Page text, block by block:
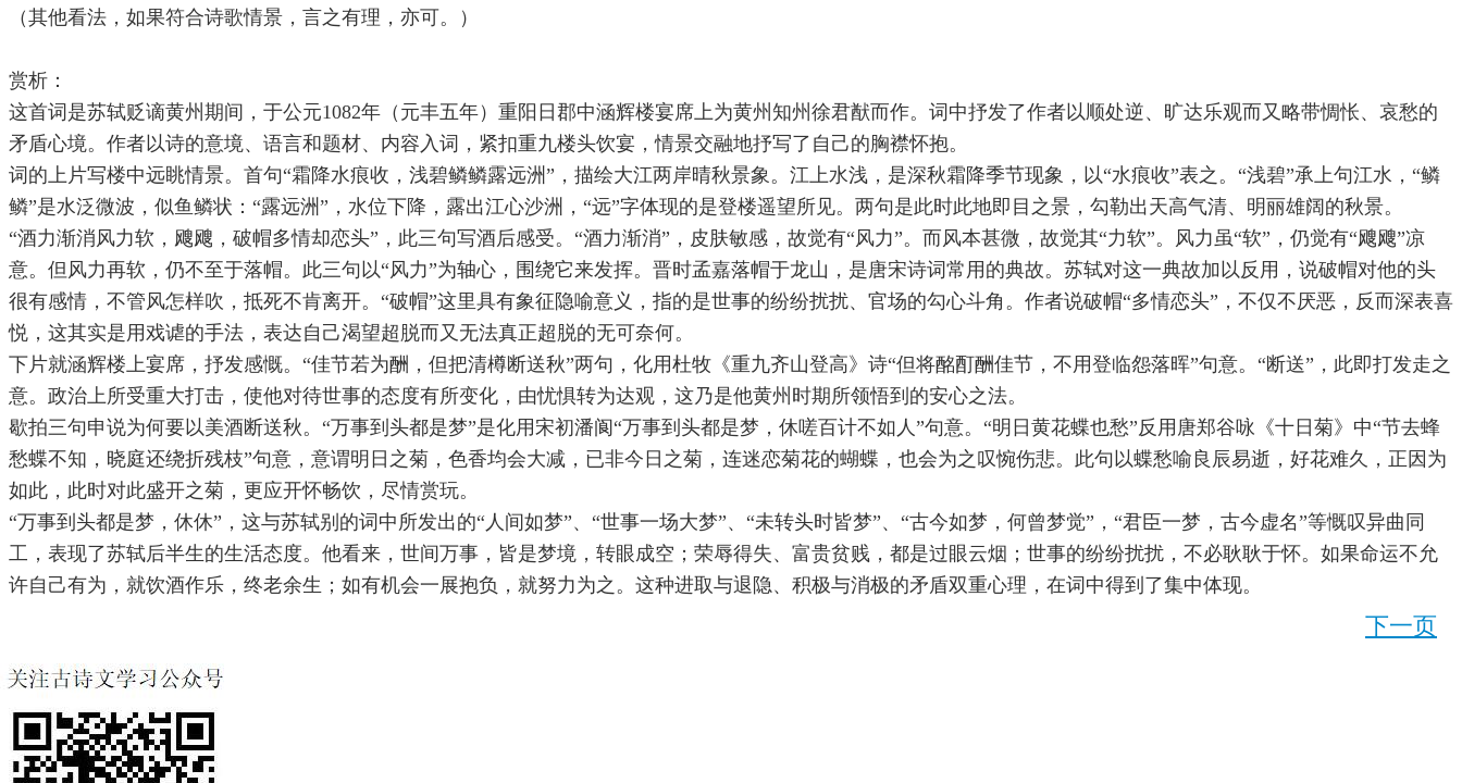
（其他看法，如果符合诗歌情景，言之有理，亦可。）
赏析：
这首词是苏轼贬谪黄州期间，于公元1082年（元丰五年）重阳日郡中涵辉楼宴席上为黄州知州徐君猷而作。词中抒发了作者以顺处逆、旷达乐观而又略带惆怅、哀愁的
矛盾心境。作者以诗的意境、语言和题材、内容入词，紧扣重九楼头饮宴，情景交融地抒写了自己的胸襟怀抱。
词的上片写楼中远眺情景。首句“霜降水痕收，浅碧鳞鳞露远洲”，描绘大江两岸晴秋景象。江上水浅，是深秋霜降季节现象，以“水痕收”表之。“浅碧”承上句江水，“鳞
鳞”是水泛微波，似鱼鳞状：“露远洲”，水位下降，露出江心沙洲，“远”字体现的是登楼遥望所见。两句是此时此地即目之景，勾勒出天高气清、明丽雄阔的秋景。
“酒力渐消风力软，飕飕，破帽多情却恋头”，此三句写酒后感受。“酒力渐消”，皮肤敏感，故觉有“风力”。而风本甚微，故觉其“力软”。风力虽“软”，仍觉有“飕飕”凉
意。但风力再软，仍不至于落帽。此三句以“风力”为轴心，围绕它来发挥。晋时孟嘉落帽于龙山，是唐宋诗词常用的典故。苏轼对这一典故加以反用，说破帽对他的头
很有感情，不管风怎样吹，抵死不肯离开。“破帽”这里具有象征隐喻意义，指的是世事的纷纷扰扰、官场的勾心斗角。作者说破帽“多情恋头”，不仅不厌恶，反而深表喜
悦，这其实是用戏谑的手法，表达自己渴望超脱而又无法真正超脱的无可奈何。
下片就涵辉楼上宴席，抒发感慨。“佳节若为酬，但把清樽断送秋”两句，化用杜牧《重九齐山登高》诗“但将酩酊酬佳节，不用登临怨落晖”句意。“断送”，此即打发走之
意。政治上所受重大打击，使他对待世事的态度有所变化，由忧惧转为达观，这乃是他黄州时期所领悟到的安心之法。
歇拍三句申说为何要以美酒断送秋。“万事到头都是梦”是化用宋初潘阆“万事到头都是梦，休嗟百计不如人”句意。“明日黄花蝶也愁”反用唐郑谷咏《十日菊》中“节去蜂
愁蝶不知，晓庭还绕折残枝”句意，意谓明日之菊，色香均会大减，已非今日之菊，连迷恋菊花的蝴蝶，也会为之叹惋伤悲。此句以蝶愁喻良辰易逝，好花难久，正因为
如此，此时对此盛开之菊，更应开怀畅饮，尽情赏玩。
“万事到头都是梦，休休”，这与苏轼别的词中所发出的“人间如梦”、“世事一场大梦”、“未转头时皆梦”、“古今如梦，何曾梦觉”，“君臣一梦，古今虚名”等慨叹异曲同
工，表现了苏轼后半生的生活态度。他看来，世间万事，皆是梦境，转眼成空；荣辱得失、富贵贫贱，都是过眼云烟；世事的纷纷扰扰，不必耿耿于怀。如果命运不允
许自己有为，就饮酒作乐，终老余生；如有机会一展抱负，就努力为之。这种进取与退隐、积极与消极的矛盾双重心理，在词中得到了集中体现。
下一页